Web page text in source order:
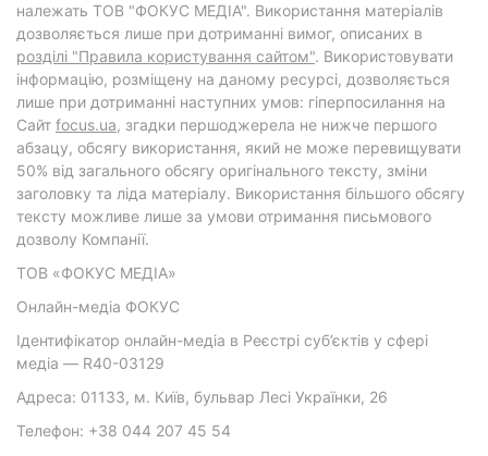
належать ТОВ "ФОКУС МЕДІА". Використання матеріалів
дозволяється лише при дотриманні вимог, описаних в
розділі "Правила користування сайтом". Використовувати
інформацію, розміщену на даному ресурсі, дозволяється
лише при дотриманні наступних умов: гіперпосилання на
Cайт focus.ua, згадки першоджерела не нижче першого
абзацу, обсягу використання, який не може перевищувати
50% від загального обсягу оригінального тексту, зміни
заголовку та ліда матеріалу. Використання більшого обсягу
тексту можливе лише за умови отримання письмового
дозволу Компанії.
ТОВ «ФОКУС МЕДІА»
Онлайн-медіа ФОКУС
Ідентифікатор онлайн-медіа в Реєстрі суб’єктів у сфері
медіа — R40-03129
Адреса: 01133, м. Київ, бульвар Лесі Українки, 26
Телефон: +38 044 207 45 54